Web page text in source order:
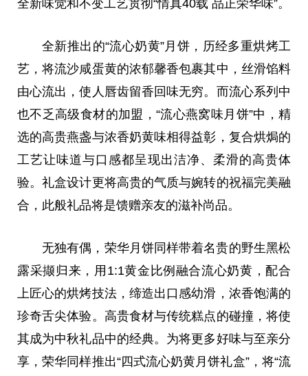
全新味觉和不变工艺贯彻“情真40载 品正荣华味”。
全新推出的“流心奶黄”月饼，历经多重烘烤工
艺，将流沙咸蛋黄的浓郁馨香包裹其中，丝滑馅料
由心流出，使人唇齿留香回味无穷。而流心系列中
也不乏高级食材的加盟，“流心燕窝味月饼”中，精
选的高贵燕盏与浓香奶黄味相得益彰，复合烘焗的
工艺让味道与口感都呈现出洁净、柔滑的高贵体
验。礼盒设计更将高贵的气质与婉转的祝福完美融
合，此般礼品将是馈赠亲友的滋补尚品。
无独有偶，荣华月饼同样带着名贵的野生黑松
露采撷归来，用1:1黄金比例融合流心奶黄，配合
上匠心的烘烤技法，缔造出口感幼滑，浓香饱满的
珍奇舌尖体验。高贵食材与传统糕点的碰撞，将使
其成为中秋礼品中的经典。为将更多好味与至亲分
享，荣华同样推出“四式流心奶黄月饼礼盒”，将“流